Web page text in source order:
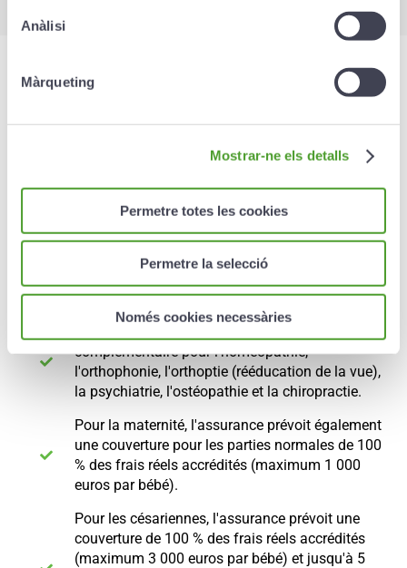
Anàlisi
Màrqueting
Mostrar-ne els detalls
Permetre totes les cookies
Permetre la selecció
Només cookies necessàries
Prestations
complémentaire des soins de santé jusqu'à 100
% des frais réels non couverts par la CASS, alors
que la plupart des assurances complémentaires
tarifs de responsabilité définis par la CASS.
complémentaire pour l'homéopathie,
l'orthophonie, l'orthoptie (rééducation de la vue),
la psychiatrie, l'ostéopathie et la chiropractie.
Pour la maternité, l'assurance prévoit également
une couverture pour les parties normales de 100
% des frais réels accrédités (maximum 1 000
euros par bébé).
Pour les césariennes, l'assurance prévoit une
couverture de 100 % des frais réels accrédités
(maximum 3 000 euros par bébé) et jusqu'à 5